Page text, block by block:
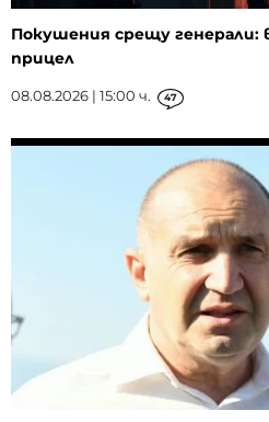
Покушения срещу генерали:
прицел
08.08.2026 | 15:00 ч. 47